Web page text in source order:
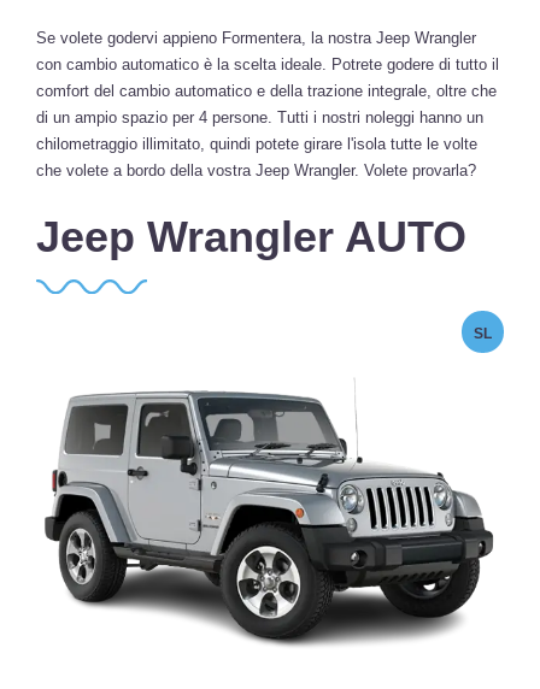
Se volete godervi appieno Formentera, la nostra Jeep Wrangler
con cambio automatico è la scelta ideale. Potrete godere di tutto il
comfort del cambio automatico e della trazione integrale, oltre che
di un ampio spazio per 4 persone. Tutti i nostri noleggi hanno un
chilometraggio illimitato, quindi potete girare l'isola tutte le volte
che volete a bordo della vostra Jeep Wrangler. Volete provarla?
Jeep Wrangler AUTO
SL